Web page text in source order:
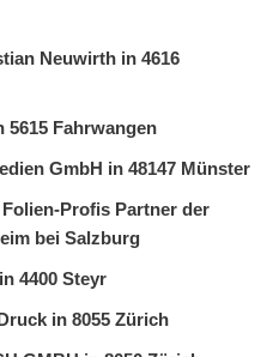
Neuwirth in 4616
5615 Fahrwangen
GmbH in 48147 Münster
Profis Partner der
bei Salzburg
4400 Steyr
in 8055 Zürich